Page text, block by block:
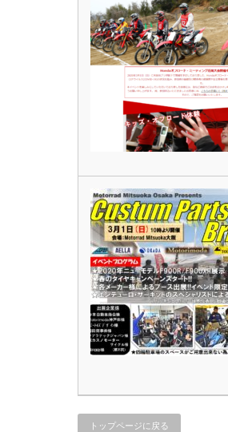
トップページに戻る